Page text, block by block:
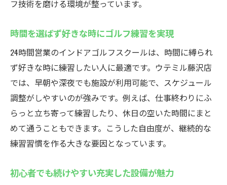
フ技術を磨ける環境が整っています。
時間を選ばず好きな時にゴルフ練習を実現
24時間営業のインドアゴルフスクールは、時間に縛られ
ず好きな時に練習したい人に最適です。ウテミル藤沢店
では、早朝や深夜でも施設が利用可能で、スケジュール
調整がしやすいのが強みです。例えば、仕事終わりにふ
らっと立ち寄って練習したり、休日の空いた時間にまと
めて通うこともできます。こうした自由度が、継続的な
練習習慣を作る大きな要因となっています。
初心者でも続けやすい充実した設備が魅力